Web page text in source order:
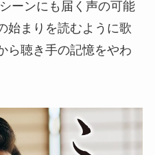
ーンにも届く声の可能
始まりを読むように歌
ら聴き手の記憶をやわ